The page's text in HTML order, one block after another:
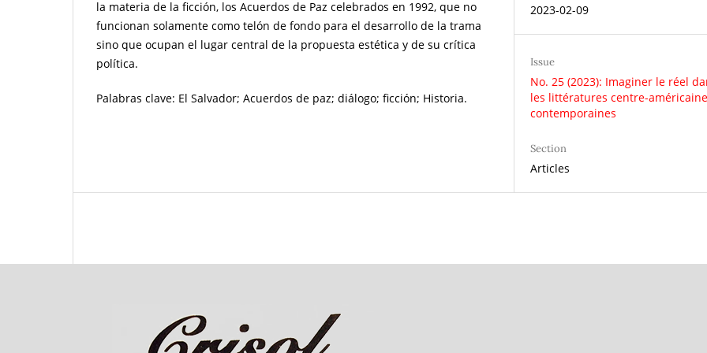
la materia de la ficción, los Acuerdos de Paz celebrados en 1992, que no
funcionan solamente como telón de fondo para el desarrollo de la trama
sino que ocupan el lugar central de la propuesta estética y de su crítica
política.
Palabras clave: El Salvador; Acuerdos de paz; diálogo; ficción; Historia.
2023-02-09
Issue
No. 25 (2023): Imaginer le réel
les littératures centre-
contemporaines
Section
Articles